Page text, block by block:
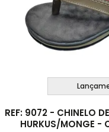
REF: 9072 - CHINELO
HURKUS/MONGE -